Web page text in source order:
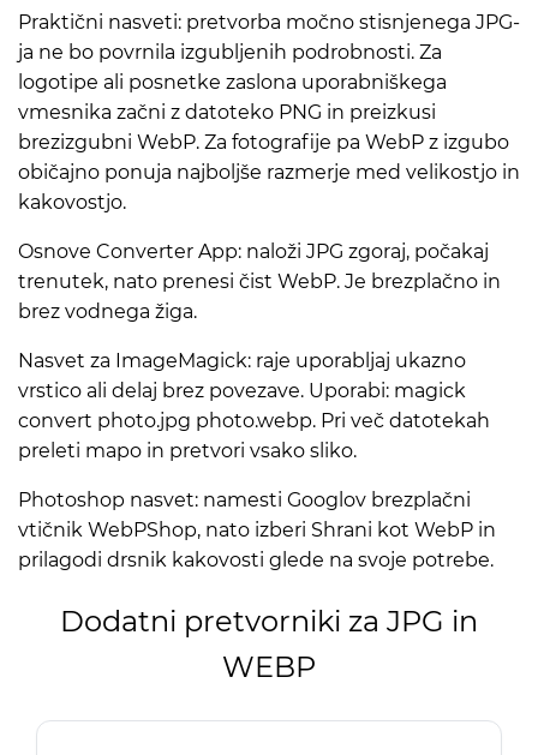
Praktični nasveti: pretvorba močno stisnjenega JPG-
ja ne bo povrnila izgubljenih podrobnosti. Za
logotipe ali posnetke zaslona uporabniškega
vmesnika začni z datoteko PNG in preizkusi
brezizgubni WebP. Za fotografije pa WebP z izgubo
običajno ponuja najboljše razmerje med velikostjo in
kakovostjo.
Osnove Converter App: naloži JPG zgoraj, počakaj
trenutek, nato prenesi čist WebP. Je brezplačno in
brez vodnega žiga.
Nasvet za ImageMagick: raje uporabljaj ukazno
vrstico ali delaj brez povezave. Uporabi: magick
convert photo.jpg photo.webp. Pri več datotekah
preleti mapo in pretvori vsako sliko.
Photoshop nasvet: namesti Googlov brezplačni
vtičnik WebPShop, nato izberi Shrani kot WebP in
prilagodi drsnik kakovosti glede na svoje potrebe.
Dodatni pretvorniki za JPG in
WEBP